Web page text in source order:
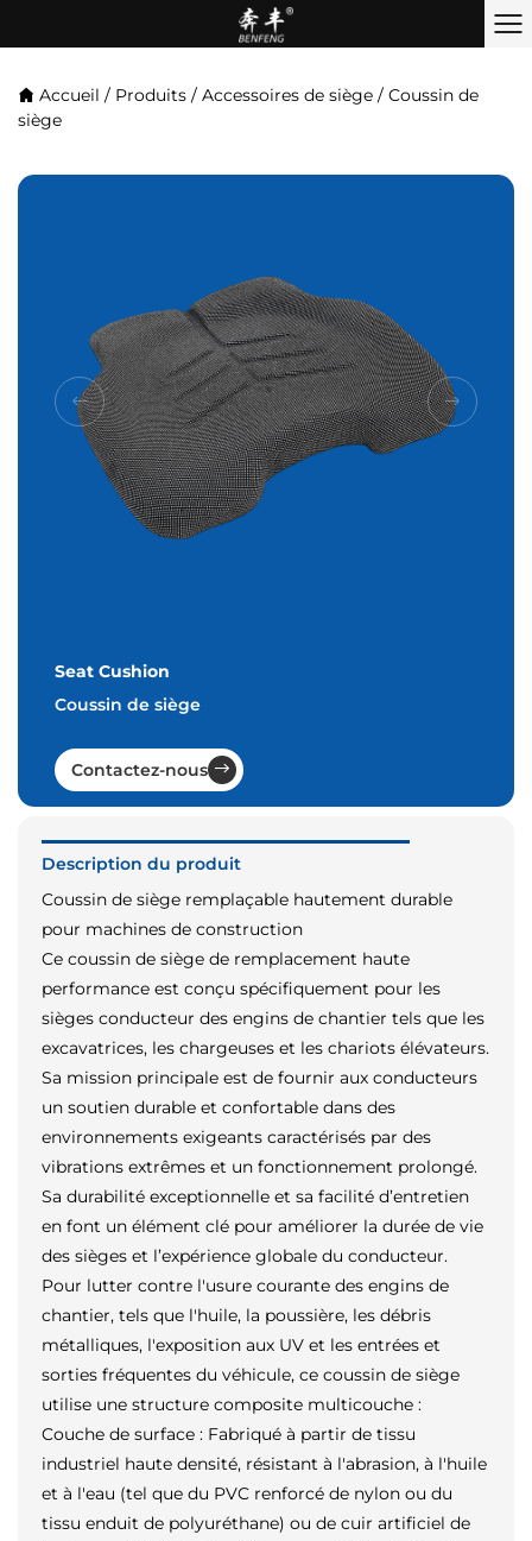
Accueil / Produits / Accessoires de siège / Coussin de
siège
Seat Cushion
Coussin de siège
Contactez-nous
Description du produit
Coussin de siège remplaçable hautement durable
pour machines de construction
Ce coussin de siège de remplacement haute
performance est conçu spécifiquement pour les
sièges conducteur des engins de chantier tels que les
excavatrices, les chargeuses et les chariots élévateurs.
Sa mission principale est de fournir aux conducteurs
un soutien durable et confortable dans des
environnements exigeants caractérisés par des
vibrations extrêmes et un fonctionnement prolongé.
Sa durabilité exceptionnelle et sa facilité d’entretien
en font un élément clé pour améliorer la durée de vie
des sièges et l’expérience globale du conducteur.
Pour lutter contre l'usure courante des engins de
chantier, tels que l'huile, la poussière, les débris
métalliques, l'exposition aux UV et les entrées et
sorties fréquentes du véhicule, ce coussin de siège
utilise une structure composite multicouche :
Couche de surface : Fabriqué à partir de tissu
industriel haute densité, résistant à l'abrasion, à l'huile
et à l'eau (tel que du PVC renforcé de nylon ou du
tissu enduit de polyuréthane) ou de cuir artificiel de